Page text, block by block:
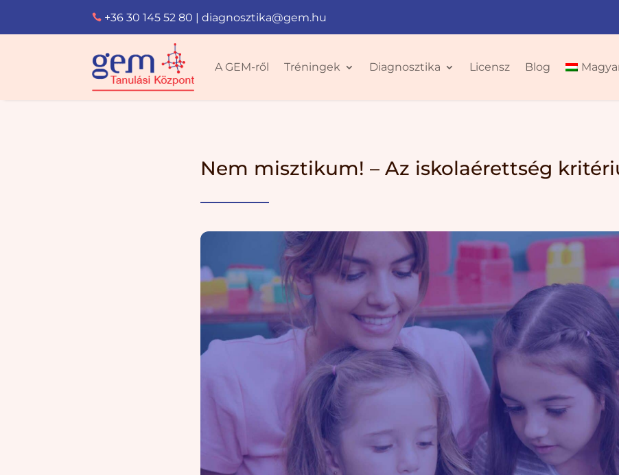
 +36 30 145 52 80 |diagnosztika@gem.hu
A GEM-ről Tréningek Diagnosztika Licensz Blog
Nem misztikum! – Az iskolaérettség